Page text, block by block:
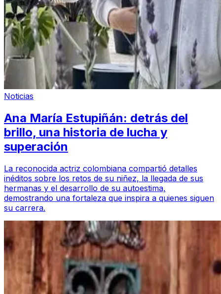
Noticias
Ana María Estupiñán: detrás del
brillo, una historia de lucha y
superación
La reconocida actriz colombiana compartió detalles
inéditos sobre los retos de su niñez, la llegada de sus
hermanas y el desarrollo de su autoestima,
demostrando una fortaleza que inspira a quienes siguen
su carrera.